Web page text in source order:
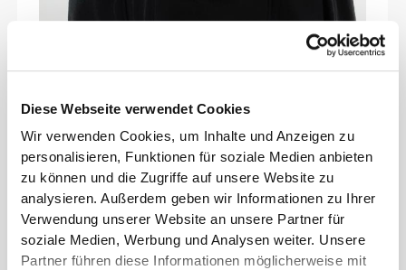
Diese Webseite verwendet Cookies
Wir verwenden Cookies, um Inhalte und Anzeigen zu
personalisieren, Funktionen für soziale Medien anbieten
zu können und die Zugriffe auf unsere Website zu
analysieren. Außerdem geben wir Informationen zu Ihrer
Verwendung unserer Website an unsere Partner für
soziale Medien, Werbung und Analysen weiter. Unsere
Partner führen diese Informationen möglicherweise mit
BACK SHIELD
RevoFoam-Stützenentwickelt. Diese
verbinden leichte Flexibilität mitstabiler
Verstärkung, umBelastungen zu
reduzieren, Schmerzen vorzubeugenund
eine korrekte Haltungauch bei intensiven
Aktivitäten zu gewährleisten.